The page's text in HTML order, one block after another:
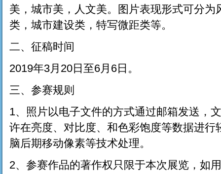
美，城市美，人文美。图片表现形式可分
类，城市建设类，特写微距类等。
二、征稿时间
2019年3月20日至6月6日。
三、参赛规则
1、照片以电子文件的方式通过邮箱发送，
许在亮度、对比度、和色彩饱度等数据进
脑后期移动像素等技术处理。
2、参赛作品的著作权只限于本次展览，如